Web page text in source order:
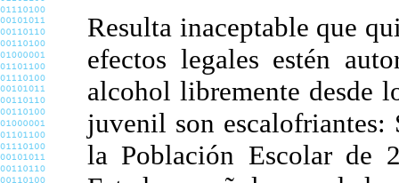
Resulta inaceptable que
efectos legales estén
alcohol libremente desde
juvenil son escalofriantes:
la Población Escolar de